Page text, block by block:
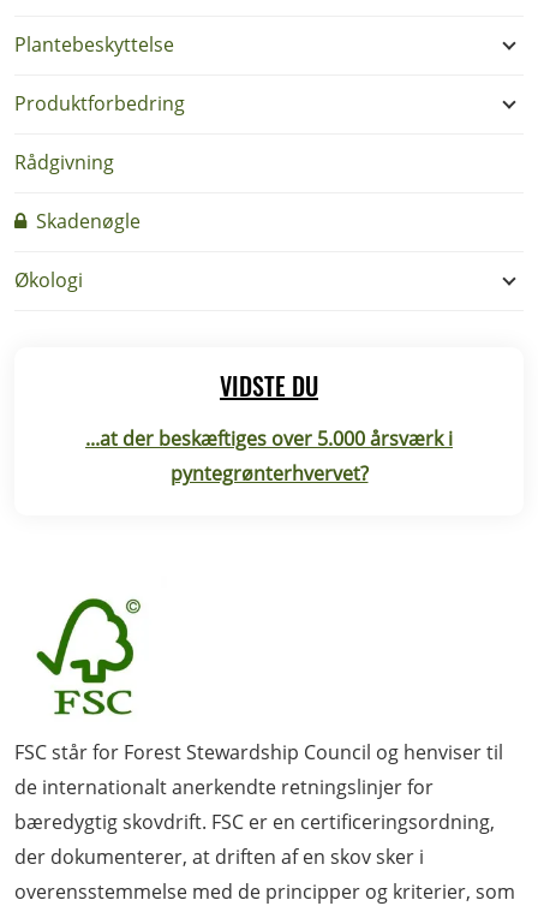
Plantebeskyttelse
Produktforbedring
Rådgivning
Skadenøgle
Økologi
VIDSTE DU
...at der beskæftiges over 5.000 årsværk i
pyntegrønterhvervet?
FSC står for Forest Stewardship Council og henviser til
de internationalt anerkendte retningslinjer for
bæredygtig skovdrift. FSC er en certificeringsordning,
der dokumenterer, at driften af en skov sker i
overensstemmelse med de principper og kriterier, som